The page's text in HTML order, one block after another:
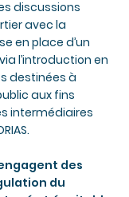
discussions
avec la
en place d’un
l’introduction en
destinées à
aux fins
intermédiaires
des
du